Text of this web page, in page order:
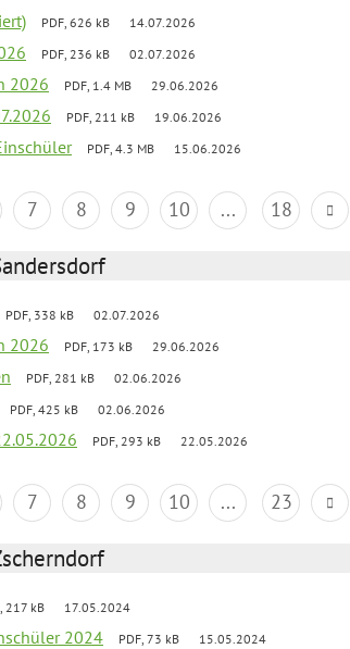
PDF, 626 kB 14.07.2026
PDF, 236 kB 02.07.2026
2026 PDF, 1.4 MB 29.06.2026
PDF, 211 kB 19.06.2026
PDF, 4.3 MB 15.06.2026
7 8 9 10 ... 18
PDF, 338 kB 02.07.2026
2026 PDF, 173 kB 29.06.2026
PDF, 281 kB 02.06.2026
PDF, 425 kB 02.06.2026
PDF, 293 kB 22.05.2026
7 8 9 10 ... 23
217 kB 17.05.2024
2024 PDF, 73 kB 15.05.2024